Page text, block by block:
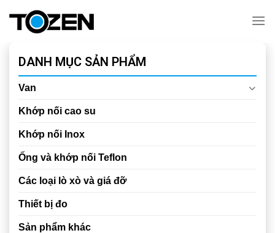
DANH MỤC SẢN PHẨM
Van
Khớp nối cao su
Khớp nối Inox
Ống và khớp nối Teflon
Các loại lò xò và giá đỡ
Thiết bị đo
Sản phẩm khác